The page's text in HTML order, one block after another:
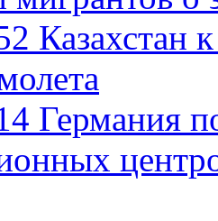
Казахстан
Германия